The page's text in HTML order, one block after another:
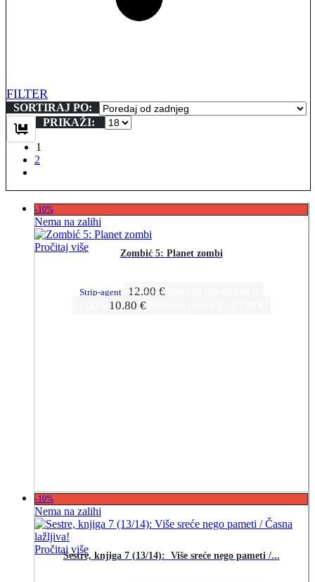
FILTER
SORTIRAJ PO:
PRIKAŽI:
1
2
-10%
Nema na zalihi
Pročitaj više
Zombić 5: Planet zombi
Strip-agent 12.00 €
10.80 €Trenutna cijena je: 10.80 €.
-10%
Nema na zalihi
Pročitaj više
Sestre, knjiga 7 (13/14):  Više sreće nego pameti /...